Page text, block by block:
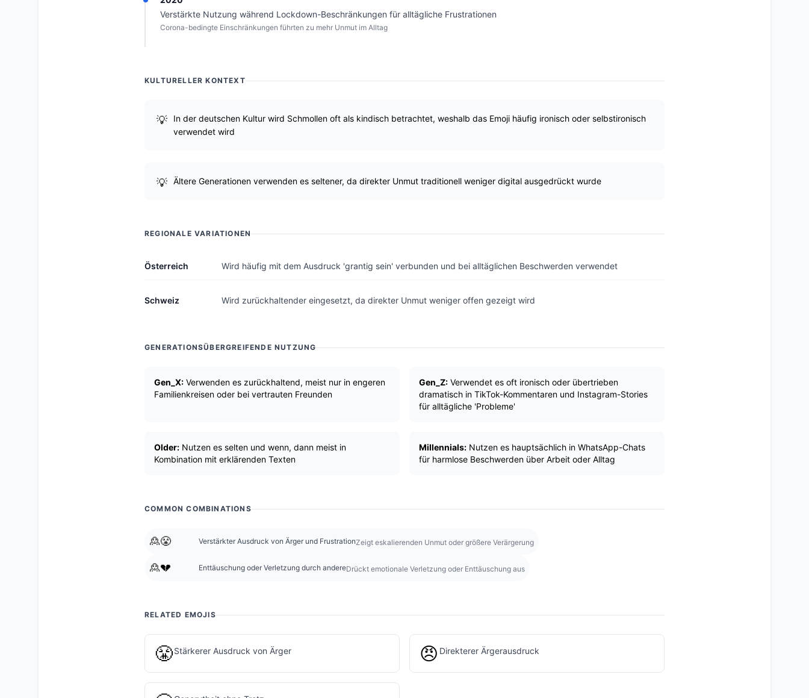
Verstärkte Nutzung während Lockdown-Beschränkungen für alltägliche Frustrationen
Corona-bedingte Einschränkungen führten zu mehr Unmut im Alltag
KULTURELLER KONTEXT
In der deutschen Kultur wird Schmollen oft als kindisch betrachtet, weshalb das Emoji häufig ironisch oder selbstironisch
verwendet wird
Ältere Generationen verwenden es seltener, da direkter Unmut traditionell weniger digital ausgedrückt wurde
REGIONALE VARIATIONEN
Österreich Wird häufig mit dem Ausdruck 'grantig sein' verbunden und bei alltäglichen Beschwerden verwendet
Schweiz Wird zurückhaltender eingesetzt, da direkter Unmut weniger offen gezeigt wird
GENERATIONSÜBERGREIFENDE NUTZUNG
Gen_X: Verwenden es zurückhaltend, meist nur in engeren
Familienkreisen oder bei vertrauten Freunden
Gen_Z: Verwendet es oft ironisch oder übertrieben
dramatisch in TikTok-Kommentaren und Instagram-Stories
für alltägliche 'Probleme'
Older: Nutzen es selten und wenn, dann meist in
Kombination mit erklärenden Texten
Millennials: Nutzen es hauptsächlich in WhatsApp-Chats
für harmlose Beschwerden über Arbeit oder Alltag
COMMON COMBINATIONS
🙎😤 Verstärkter Ausdruck von Ärger und FrustrationZeigt eskalierenden Unmut oder größere Verärgerung
🙎💔 Enttäuschung oder Verletzung durch andereDrückt emotionale Verletzung oder Enttäuschung aus
RELATED EMOJIS
😤Stärkerer Ausdruck von Ärger 😠 Direkterer Ärgerausdruck